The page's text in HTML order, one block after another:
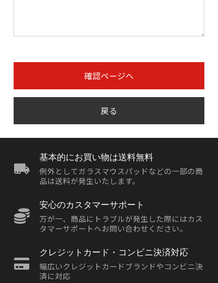
確認ページへ
戻る
基本的にお買い物は送料無料
例外としてガラスマウスパッドなどの一部の商
品は送料が発生いたします。
安心のカスタマーサポート
万が一、商品にトラブルが発生した際にはカス
タマーサポートへお問い合わせください。
クレジットカード・コンビニ決済対応
幅広いクレジットカードブランドやコンビニ決
済に対応